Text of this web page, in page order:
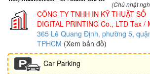
(Chủ nhật
CÔNG TY TNHH IN KỸ THUẬT SỐ
DIGITAL PRINTING Co., LTD Tax /
365 Lê Quang Định, phường 5,
TPHCM (Xem bản đồ)
Car Parking